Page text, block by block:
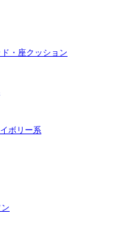
・座クッション
ボリー系